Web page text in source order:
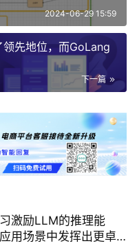
2024-06-29 15:59
先地位，而GoLang
下一篇
激励LLM的推理能
用场景中发挥出更卓